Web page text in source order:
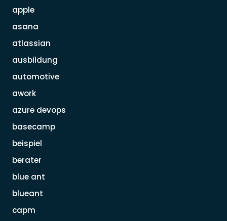
apple
asana
atlassian
ausbildung
automotive
awork
azure devops
basecamp
beispiel
berater
blue ant
blueant
capm